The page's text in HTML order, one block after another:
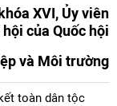
XVI, Ủy viên
của Quốc hội
và Môi trường
toàn dân tộc